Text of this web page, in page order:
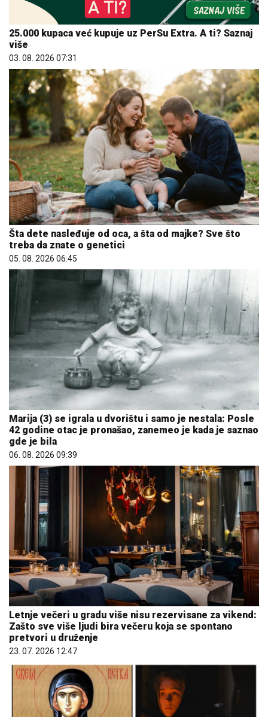
25.000 kupaca već kupuje uz PerSu Extra. A ti? Saznaj
više
03. 08. 2026 07:31
Šta dete nasleđuje od oca, a šta od majke? Sve što
treba da znate o genetici
05. 08. 2026 06:45
Marija (3) se igrala u dvorištu i samo je nestala: Posle
42 godine otac je pronašao, zanemeo je kada je saznao
gde je bila
06. 08. 2026 09:39
Letnje večeri u gradu više nisu rezervisane za vikend:
Zašto sve više ljudi bira večeru koja se spontano
pretvori u druženje
23. 07. 2026 12:47